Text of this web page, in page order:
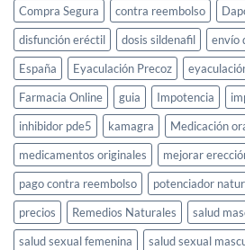
Compra Segura
contra reembolso
disfunción eréctil
dosis sildenafil envío
España
Eyaculación Precoz
Farmacia Online
guia Impotencia
inhibidor pde5
kamagra Medicación
medicamentos originales
mejorar
pago contra reembolso
potenciador
precios
Remedios Naturales salud
salud sexual femenina
salud sexual